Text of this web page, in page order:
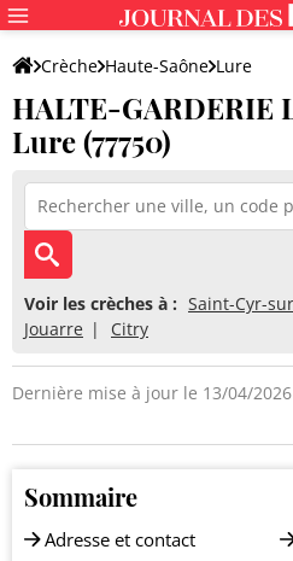
Crèche Haute-Saône Lure
HALTE-GARDERIE LES PAPILLONS
HALTE-GARDERIE
Lure (77750)
Voir les crèches à : Saint-Cyr-
Jouarre
Citry
Dernière mise à jour le 13/04/2026
Sommaire
Adresse et contact